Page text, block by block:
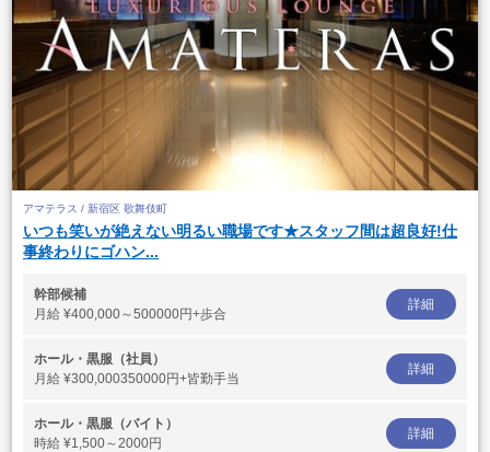
アマテラス / 新宿区 歌舞伎町
いつも笑いが絶えない明るい職場です★スタッフ間は超良好!仕
事終わりにゴハン...
幹部候補
月給 ¥400,000～500000円+歩合
詳細
ホール・黒服（社員）
月給 ¥300,000350000円+皆勤手当
詳細
ホール・黒服（バイト）
時給 ¥1,500～2000円
詳細